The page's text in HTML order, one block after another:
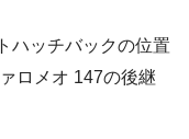
ハッチバックの位置
ロメオ 147の後継